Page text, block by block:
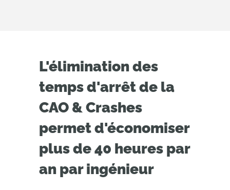
L'élimination des
temps d'arrêt de la
CAO & Crashes
permet d'économiser
plus de 40 heures par
an par ingénieur